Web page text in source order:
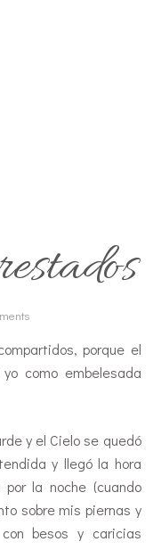
porque el
como embelesada
y el Cielo se quedó
y llegó la hora
la noche (cuando
sobre mis piernas y
besos y caricias